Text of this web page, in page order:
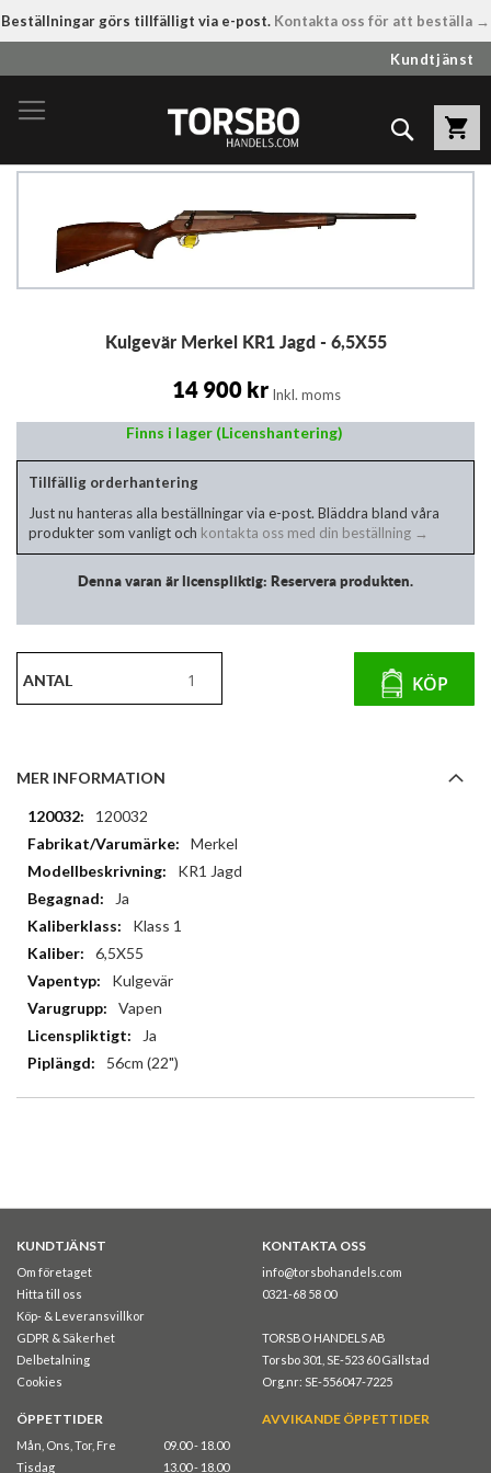
Beställningar görs tillfälligt via e-post. Kontakta oss för att beställa →
till
innehållet
Kundtjänst
Sök
bildgalleriet
Kulgevär Merkel KR1 Jagd - 6,5X55
14 900 kr Inkl. moms
Finns i lager (Licenshantering)
Tillfällig orderhantering
Just nu hanteras alla beställningar via e-post. Bläddra bland våra
produkter som vanligt och kontakta oss med din beställning →
Denna varan är licenspliktig: Reservera produkten.
ANTAL KÖP
MER INFORMATION
Mer
information
120032
Merkel
KR1 Jagd
Ja
Klass 1
6,5X55
Kulgevär
Vapen
Ja
56cm (22")
KUNDTJÄNST
Om företaget
Hitta till oss
Köp- & Leveransvillkor
GDPR & Säkerhet
Delbetalning
Cookies
KONTAKTA OSS
info@torsbohandels.com
0321-68 58 00
TORSBO HANDELS AB
Torsbo 301, SE-523 60 Gällstad
Org.nr: SE-556047-7225
ÖPPETTIDER
Mån, Ons, Tor, Fre
09.00 - 18.00
Tisdag
13.00 - 18.00
AVVIKANDE ÖPPETTIDER